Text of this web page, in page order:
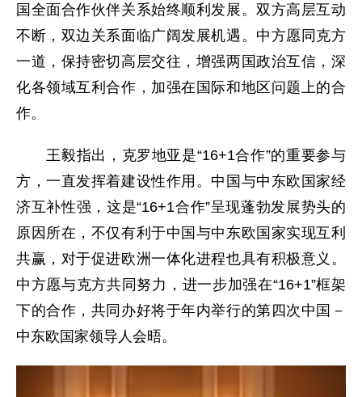
国全面合作伙伴关系始终顺利发展。双方高层互动
不断，双边关系面临广阔发展机遇。中方愿同克方
一道，保持密切高层交往，增强两国政治互信，深
化各领域互利合作，加强在国际和地区问题上的合
作。
王毅指出，克罗地亚是“16+1合作”的重要参与
方，一直发挥着建设性作用。中国与中东欧国家经
济互补性强，这是“16+1合作”呈现蓬勃发展势头的
原因所在，不仅有利于中国与中东欧国家实现互利
共赢，对于促进欧洲一体化进程也具有积极意义。
中方愿与克方共同努力，进一步加强在“16+1”框架
下的合作，共同办好将于年内举行的第四次中国－
中东欧国家领导人会晤。